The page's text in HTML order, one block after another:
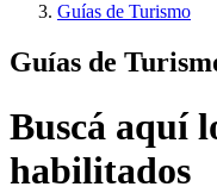
Guías de Turismo
Guías de
Buscá aquí
habilitados